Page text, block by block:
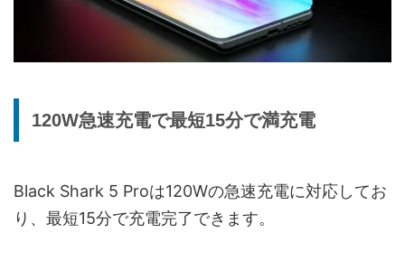
120W急速充電で最短15分で満充電
Black Shark 5 Proは120Wの急速充電に対応してお
り、最短15分で充電完了できます。